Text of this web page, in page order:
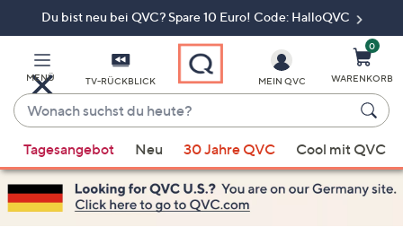
Du bist neu bei QVC? Spare 10 Euro! Code: HalloQVC
MENÜ TV-RÜCKBLICK
Wonach
suchst
du
heute?
Vorschläge
verfügbar
sind,
verwenden
MEIN QVC
0
WARENKORB
Tagesangebot Neu 30 Jahre QVC Cool mit QVC